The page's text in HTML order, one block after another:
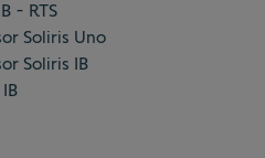
- RTS
Soliris Uno
Soliris IB